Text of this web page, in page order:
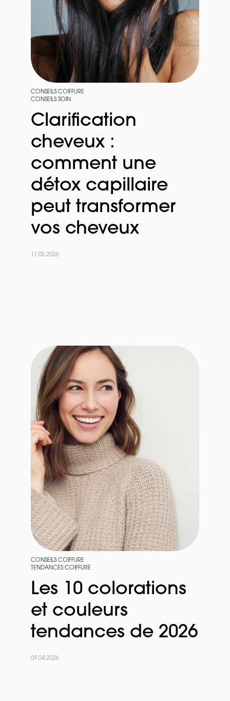
CONSEILS COIFFURE
CONSEILS SOIN
Clarification
cheveux :
comment une
détox capillaire
peut transformer
vos cheveux
11.05.2026
CONSEILS COIFFURE
TENDANCES COIFFURE
Les 10 colorations
et couleurs
tendances de 2026
09.04.2026